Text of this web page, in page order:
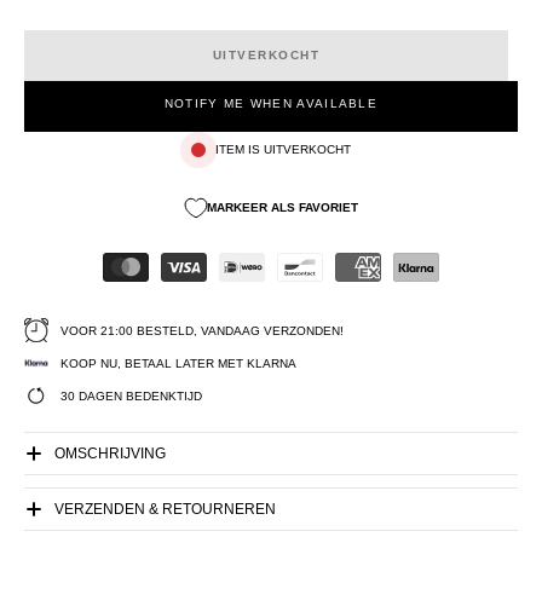
UITVERKOCHT
NOTIFY ME WHEN AVAILABLE
ITEM IS UITVERKOCHT
MARKEER ALS FAVORIET
VOOR 21:00 BESTELD, VANDAAG VERZONDEN!
KOOP NU, BETAAL LATER MET KLARNA
30 DAGEN BEDENKTIJD
OMSCHRIJVING
VERZENDEN & RETOURNEREN